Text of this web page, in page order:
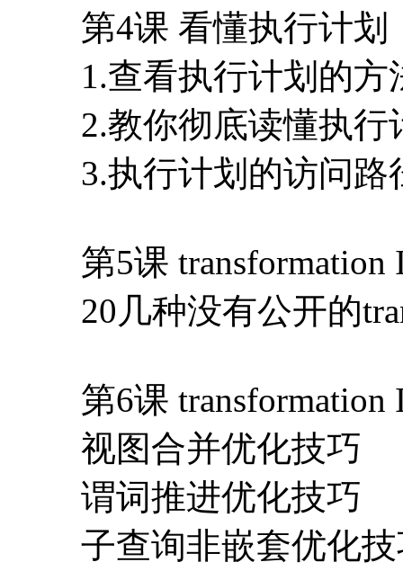
第4课 看懂执行计划
1.查看执行计划的方
2.教你彻底读懂执行
3.执行计划的访问路
第5课 transformation
20几种没有公开的
第6课 transformation
视图合并优化技巧
谓词推进优化技巧
子查询非嵌套优化